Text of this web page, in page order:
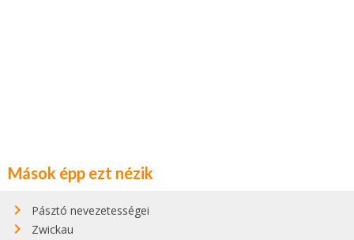
Mások épp ezt nézik
Pásztó nevezetességei
Zwickau